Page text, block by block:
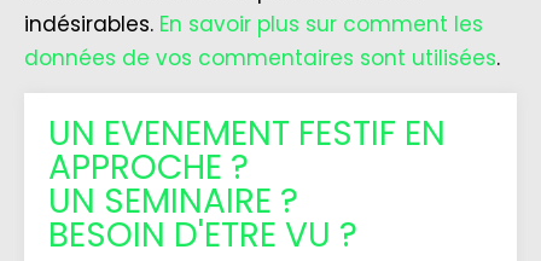
indésirables. En savoir plus sur comment les
données de vos commentaires sont utilisées.
UN EVENEMENT FESTIF EN
APPROCHE ?
UN SEMINAIRE ?
BESOIN D'ETRE VU ?